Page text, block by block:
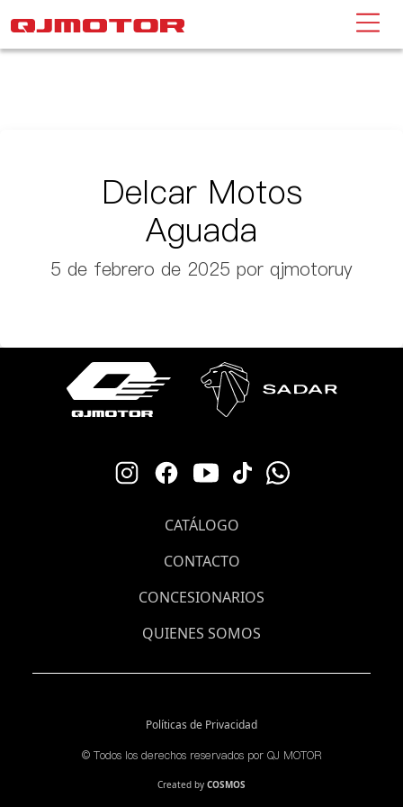
Delcar Motos
Aguada
5 de febrero de 2025 por qjmotoruy
CATÁLOGO
CONTACTO
CONCESIONARIOS
QUIENES SOMOS
Políticas de Privacidad
©️ Todos los derechos reservados por QJ MOTOR
Created by COSMOS